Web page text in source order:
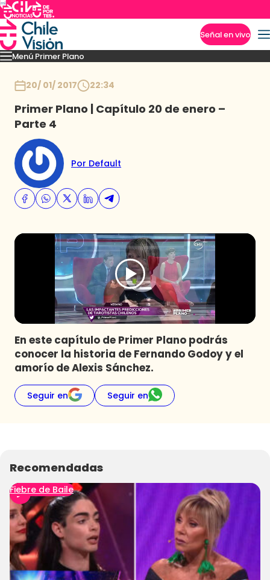
Señal en vivo
Menú Primer Plano
Capítulos Momentos Podcast Novedades
20/ 01/ 2017 22:34
Primer Plano | Capítulo 20 de enero –
Parte 4
Por Default
En este capítulo de Primer Plano podrás
conocer la historia de Fernando Godoy y el
amorío de Alexis Sánchez.
Seguir en Seguir en
Recomendadas
Fiebre de Baile
Imperdibles
Programas
Club De La Comedia
Contigo en Directo
Plan Perfecto
El Tiempo
Sabingo
Todos Los Programas